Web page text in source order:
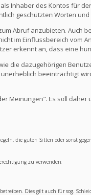
Inhaber des Kontos für
geschützten Worten
Abruf anzubieten. Auch
im Einflussbereich vom
erkennt an, dass eine
die dazugehörigen
beeinträchtigt
Meinungen". Es soll
die guten Sitten oder sonst
zu verwenden;
Dies gilt auch für sog.